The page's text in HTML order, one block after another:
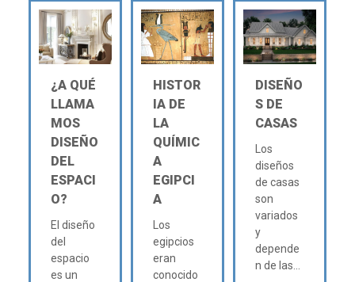
¿A QUÉ
LLAMA
MOS
DISEÑO
DEL
ESPACI
O?
El diseño
del
espacio
es un
HISTOR
IA DE
LA
QUÍMIC
A
EGIPCI
A
Los
egipcios
eran
conocido
DISEÑO
S DE
CASAS
Los
diseños
de casas
son
variados
y
depende
n de las...